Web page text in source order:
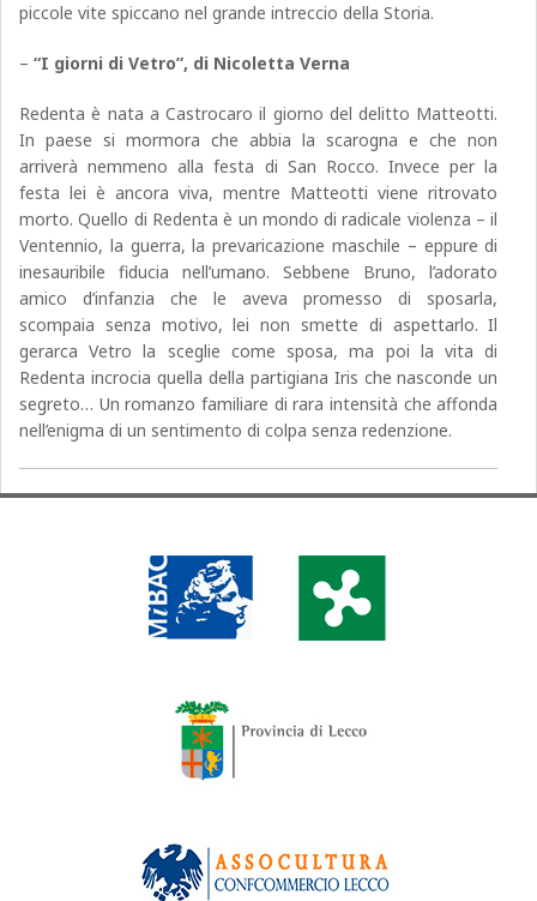
piccole vite spiccano nel grande intreccio della Storia.
– “I giorni di Vetro”, di Nicoletta Verna
Redenta è nata a Castrocaro il giorno del delitto Matteotti.
In paese si mormora che abbia la scarogna e che non
arriverà nemmeno alla festa di San Rocco. Invece per la
festa lei è ancora viva, mentre Matteotti viene ritrovato
morto. Quello di Redenta è un mondo di radicale violenza – il
Ventennio, la guerra, la prevaricazione maschile – eppure di
inesauribile fiducia nell’umano. Sebbene Bruno, l’adorato
amico d’infanzia che le aveva promesso di sposarla,
scompaia senza motivo, lei non smette di aspettarlo. Il
gerarca Vetro la sceglie come sposa, ma poi la vita di
Redenta incrocia quella della partigiana Iris che nasconde un
segreto… Un romanzo familiare di rara intensità che affonda
nell’enigma di un sentimento di colpa senza redenzione.